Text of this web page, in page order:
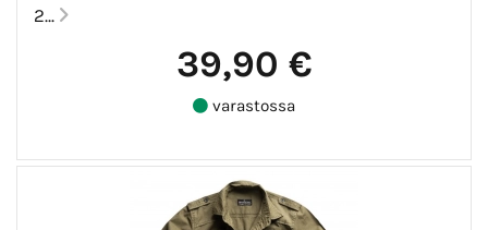
2...
39,90 €
varastossa